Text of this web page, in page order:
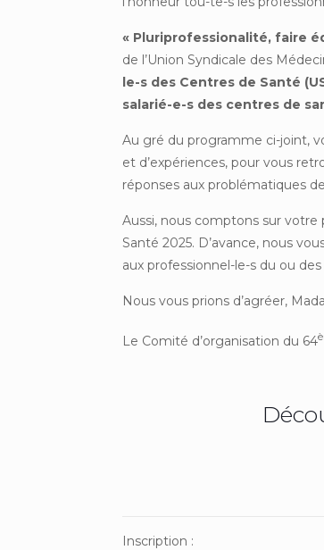
« Pluriprofessionalité, faire
de l’Union Syndicale des
le-s des Centres de Santé
salarié-e-s des centres de
Au gré du programme ci-joint,
et d’expériences, pour vous
réponses aux problématiques
Aussi, nous comptons sur
Santé 2025. D’avance, nous
aux professionnel-le-s du ou
Nous vous prions d’agréer,
Le Comité d’organisation du 64
Inscription :